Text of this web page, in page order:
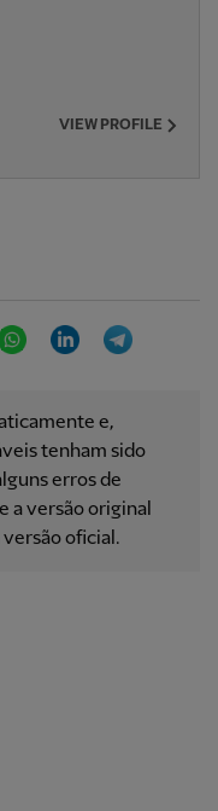
VIEW PROFILE
WhatsAppLinkedIn
e,
​​tenham sido
erros de
a versão original
oficial.